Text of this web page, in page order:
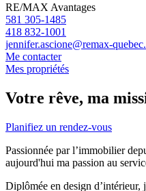
RE/MAX Avantages
581 305-1485
418 832-1001
jennifer.ascione@remax-
Me contacter
Mes propriétés
Votre rêve, ma
Planifiez un rendez-vous
Passionnée par l’immobilier
aujourd'hui ma passion au
Diplômée en design d’intérieur,